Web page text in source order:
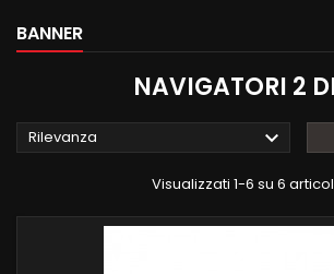
BANNER
NAVIGATORI 2
Rilevanza 
Visualizzati 1-6 su 6